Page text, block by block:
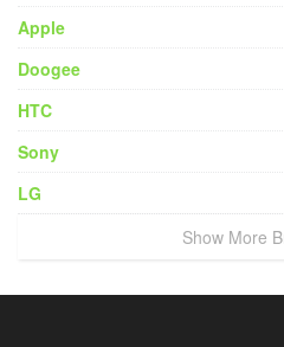
Apple
Doogee
HTC
Sony
LG
Show More